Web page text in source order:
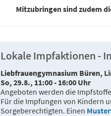
Mitzubringen sind zudem
Lokale Impfaktionen -
Liebfrauengymnasium Büren,
So, 29.8., 11:00 - 16:00 Uhr
Angeboten werden die
Für die Impfungen von Kindern
Sorgeberechtigten. Einen